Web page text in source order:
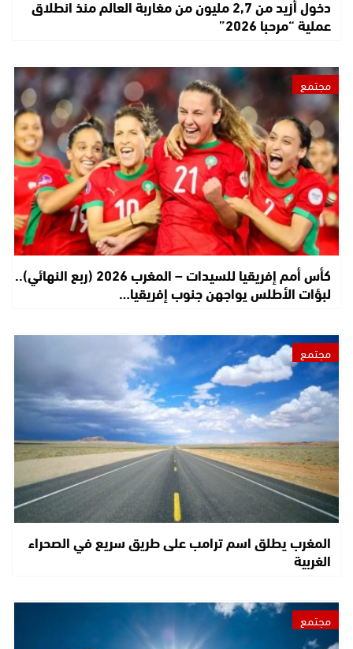
دخول أزيد من 2,7 مليون من مغاربة العالم منذ انطلاق
عملية “مرحبا 2026”
مجتمع
كأس أمم إفريقيا للسيدات – المغرب 2026 (ربع النهائي)..
لبؤات الأطلس يواجهن جنوب إفريقيا…
مجتمع
المغرب يطلق اسم ترامب على طريق سريع في الصحراء
الغربية
مجتمع